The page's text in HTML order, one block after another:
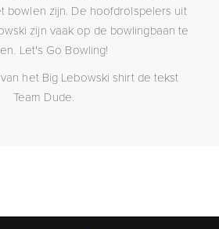
bowlen zijn. De hoofdrolspelers uit
zijn vaak op de bowlingbaan te
Let's Go Bowling!
het Big Lebowski shirt de tekst
Team Dude.